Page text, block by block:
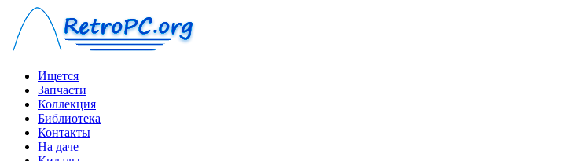
Ищется
Запчасти
Коллекция
Библиотека
Контакты
На даче